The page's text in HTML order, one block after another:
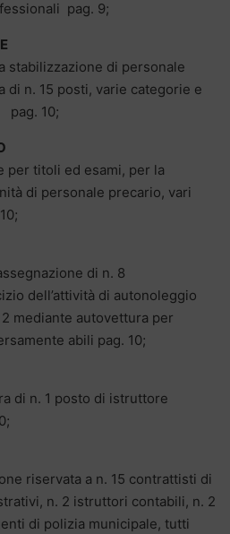
pag. 9;
stabilizzazione di personale
di n. 15 posti, varie categorie e
10;
per titoli ed esami, per la
di personale precario, vari
di n. 8
dell’attività di autonoleggio
mediante autovettura per
abili pag. 10;
di n. 1 posto di istruttore
riservata a n. 15 contrattisti di
n. 2 istruttori contabili, n. 2
di polizia municipale, tutti